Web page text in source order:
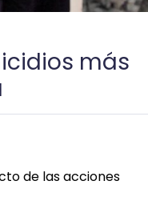
más
de las acciones